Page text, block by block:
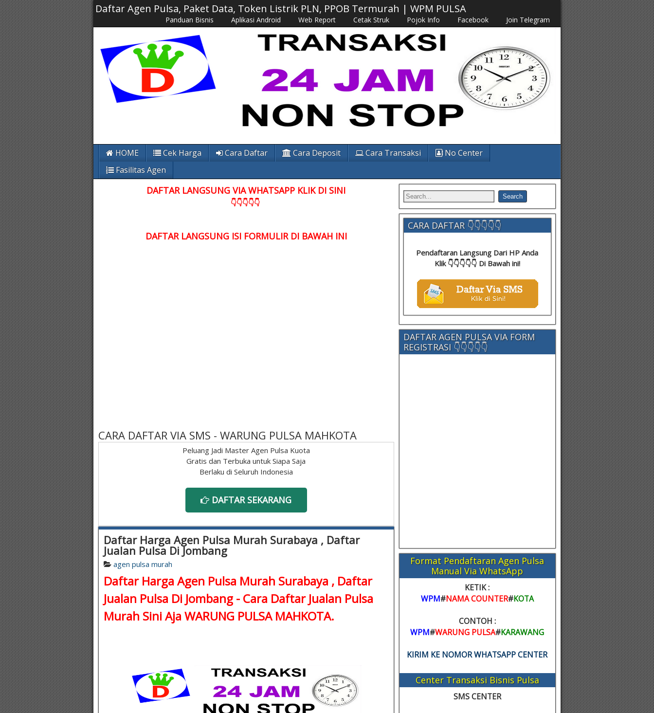
Daftar Agen Pulsa, Paket Data, Token Listrik PLN, PPOB Termurah | WPM PULSA
Panduan Bisnis Aplikasi Android Web Report Cetak Struk Pojok Info Facebook Join Telegram
HOME Cek Harga Cara Daftar Cara Deposit Cara Transaksi
No Center
Fasilitas Agen
DAFTAR LANGSUNG VIA WHATSAPP KLIK DI SINI
👇👇👇👇👇
DAFTAR LANGSUNG ISI FORMULIR DI BAWAH INI
CARA DAFTAR VIA SMS - WARUNG PULSA MAHKOTA
Peluang Jadi Master Agen Pulsa Kuota
Gratis dan Terbuka untuk Siapa Saja
Berlaku di Seluruh Indonesia
DAFTAR SEKARANG
Daftar Harga Agen Pulsa Murah Surabaya , Daftar
Jualan Pulsa Di Jombang
agen pulsa murah
Daftar Harga Agen Pulsa Murah Surabaya , Daftar
Jualan Pulsa Di Jombang - Cara Daftar Jualan Pulsa
Murah Sini Aja WARUNG PULSA MAHKOTA.
CARA DAFTAR 👇👇👇👇👇
Pendaftaran Langsung Dari HP Anda
Klik 👇👇👇👇👇 Di Bawah ini!
DAFTAR AGEN PULSA VIA FORM
REGISTRASI 👇👇👇👇👇
Format Pendaftaran Agen Pulsa
Manual Via WhatsApp
KETIK :
WPM#NAMA COUNTER#KOTA
CONTOH :
WPM#WARUNG PULSA#KARAWANG
KIRIM KE NOMOR WHATSAPP CENTER
Center Transaksi Bisnis Pulsa
SMS CENTER